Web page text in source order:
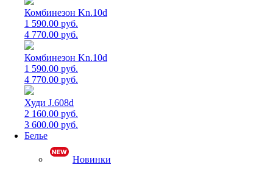
Комбинезон Kn.10d
1 590.00 руб.
4 770.00 руб.
Комбинезон Kn.10d
1 590.00 руб.
4 770.00 руб.
Худи J.608d
2 160.00 руб.
3 600.00 руб.
Белье
Новинки